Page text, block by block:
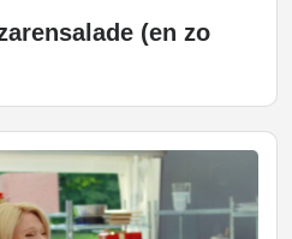
(en zo